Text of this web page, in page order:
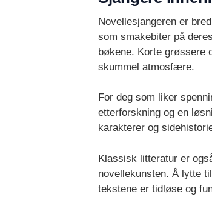
Novellesjangeren er
som smakebiter på
bøkene. Korte grøssere
skummel atmosfære.
For deg som liker
etterforskning og en
karakterer og
Klassisk litteratur er
novellekunsten. Å lytte
tekstene er tidløse og